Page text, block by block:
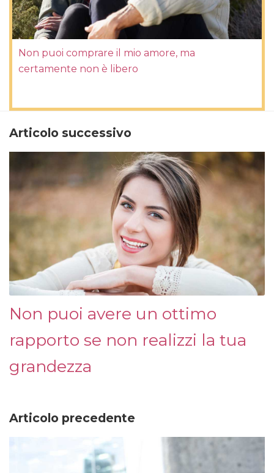
Non puoi comprare il mio amore, ma
certamente non è libero
Articolo successivo
Non puoi avere un ottimo
rapporto se non realizzi la tua
grandezza
Articolo precedente